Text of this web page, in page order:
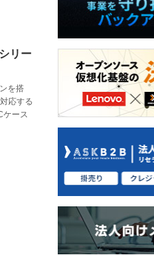
リー
を搭
応する
ケース